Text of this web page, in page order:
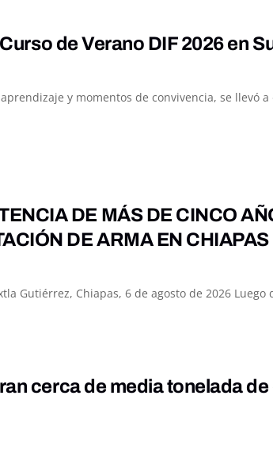
de Verano DIF 2026 en
y momentos de convivencia, se llevó
DE MÁS DE CINCO
DE ARMA EN CHIAPAS
Gutiérrez, Chiapas, 6 de agosto de 2026
cerca de media tonelada